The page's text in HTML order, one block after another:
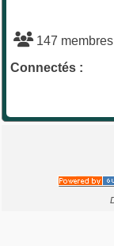
147 membres
Connectés :